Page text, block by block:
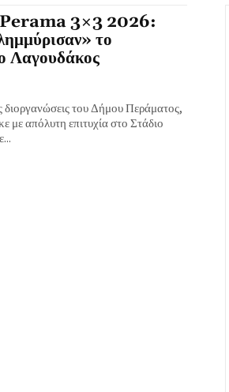
Perama 3×3 2026:
το
Λαγουδάκος
διοργανώσεις του Δήμου Περάματος,
με απόλυτη επιτυχία στο Στάδιο